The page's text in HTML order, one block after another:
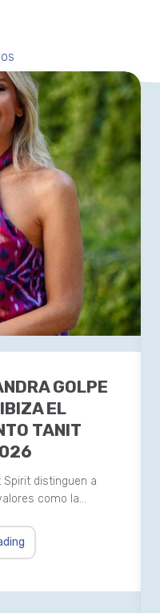
GOLPE
EL
TANIT
Spirit distinguen a
como la…